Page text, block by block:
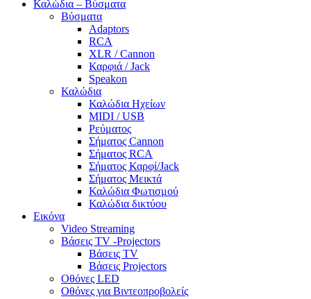
Καλώδια – Βύσματα
Βύσματα
Adaptors
RCA
XLR / Cannon
Καρφιά / Jack
Speakon
Καλώδια
Καλώδια Ηχείων
MIDI / USB
Ρεύματος
Σήματος Cannon
Σήματος RCA
Σήματος Καρφί/Jack
Σήματος Μεικτά
Καλώδια Φωτισμού
Καλώδια δικτύου
Εικόνα
Video Streaming
Βάσεις TV -Projectors
Βάσεις TV
Βάσεις Projectors
Οθόνες LED
Οθόνες για Βιντεοπροβολείς